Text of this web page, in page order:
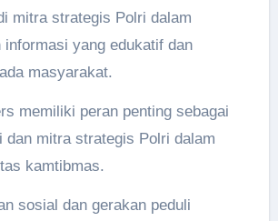
mitra strategis Polri dalam
informasi yang edukatif dan
masyarakat.
memiliki peran penting sebagai
dan mitra strategis Polri dalam
kamtibmas.
sosial dan gerakan peduli